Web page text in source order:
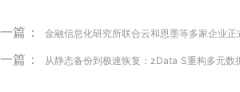
篇： 金融信息化研究所联合云和恩墨等多家企业
篇： 从静态备份到极速恢复：zData S重构多元数